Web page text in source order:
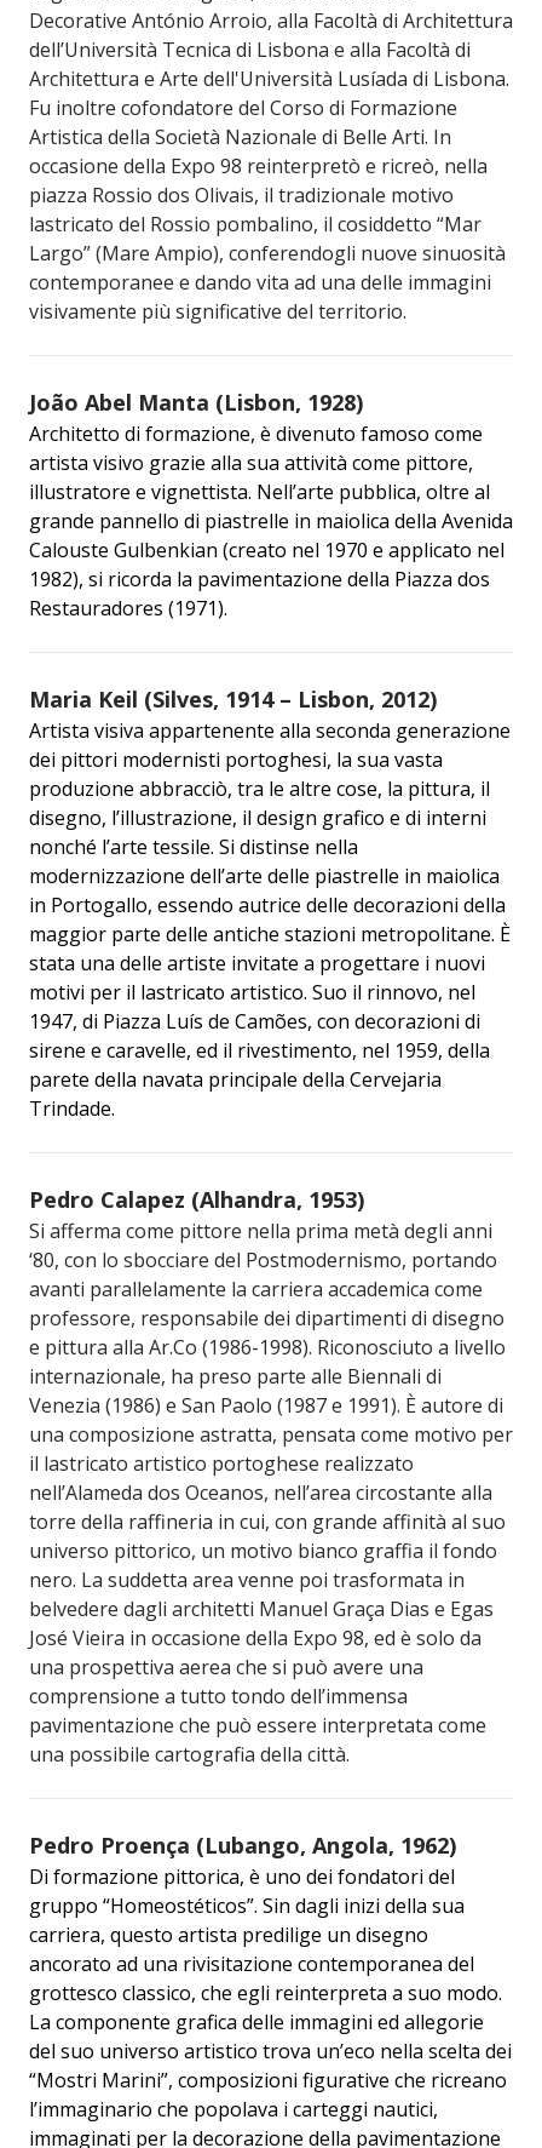
Decorative António Arroio, alla Facoltà di Architettura
dell’Università Tecnica di Lisbona e alla Facoltà di
Architettura e Arte dell'Università Lusíada di Lisbona.
Fu inoltre cofondatore del Corso di Formazione
Artistica della Società Nazionale di Belle Arti. In
occasione della Expo 98 reinterpretò e ricreò, nella
piazza Rossio dos Olivais, il tradizionale motivo
lastricato del Rossio pombalino, il cosiddetto “Mar
Largo” (Mare Ampio), conferendogli nuove sinuosità
contemporanee e dando vita ad una delle immagini
visivamente più significative del territorio.
João Abel Manta (Lisbon, 1928)
Architetto di formazione, è divenuto famoso come
artista visivo grazie alla sua attività come pittore,
illustratore e vignettista. Nell’arte pubblica, oltre al
grande pannello di piastrelle in maiolica della Avenida
Calouste Gulbenkian (creato nel 1970 e applicato nel
1982), si ricorda la pavimentazione della Piazza dos
Restauradores (1971).
Maria Keil (Silves, 1914 – Lisbon, 2012)
Artista visiva appartenente alla seconda generazione
dei pittori modernisti portoghesi, la sua vasta
produzione abbracciò, tra le altre cose, la pittura, il
disegno, l’illustrazione, il design grafico e di interni
nonché l’arte tessile. Si distinse nella
modernizzazione dell’arte delle piastrelle in maiolica
in Portogallo, essendo autrice delle decorazioni della
maggior parte delle antiche stazioni metropolitane. È
stata una delle artiste invitate a progettare i nuovi
motivi per il lastricato artistico. Suo il rinnovo, nel
1947, di Piazza Luís de Camões, con decorazioni di
sirene e caravelle, ed il rivestimento, nel 1959, della
parete della navata principale della Cervejaria
Trindade.
Pedro Calapez (Alhandra, 1953)
Si afferma come pittore nella prima metà degli anni
‘80, con lo sbocciare del Postmodernismo, portando
avanti parallelamente la carriera accademica come
professore, responsabile dei dipartimenti di disegno
e pittura alla Ar.Co (1986-1998). Riconosciuto a livello
internazionale, ha preso parte alle Biennali di
Venezia (1986) e San Paolo (1987 e 1991). È autore di
una composizione astratta, pensata come motivo per
il lastricato artistico portoghese realizzato
nell’Alameda dos Oceanos, nell’area circostante alla
torre della raffineria in cui, con grande affinità al suo
universo pittorico, un motivo bianco graffia il fondo
nero. La suddetta area venne poi trasformata in
belvedere dagli architetti Manuel Graça Dias e Egas
José Vieira in occasione della Expo 98, ed è solo da
una prospettiva aerea che si può avere una
comprensione a tutto tondo dell’immensa
pavimentazione che può essere interpretata come
una possibile cartografia della città.
Pedro Proença (Lubango, Angola, 1962)
Di formazione pittorica, è uno dei fondatori del
gruppo “Homeostéticos”. Sin dagli inizi della sua
carriera, questo artista predilige un disegno
ancorato ad una rivisitazione contemporanea del
grottesco classico, che egli reinterpreta a suo modo.
La componente grafica delle immagini ed allegorie
del suo universo artistico trova un’eco nella scelta dei
“Mostri Marini”, composizioni figurative che ricreano
l’immaginario che popolava i carteggi nautici,
immaginati per la decorazione della pavimentazione